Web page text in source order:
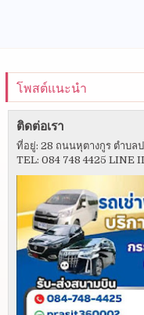
โพสต์แนะนำ
ติดต่อเรา
ที่อยู่: 28 ถนนหุตางกูร ตำบล
TEL: 084 748 4425 LINE